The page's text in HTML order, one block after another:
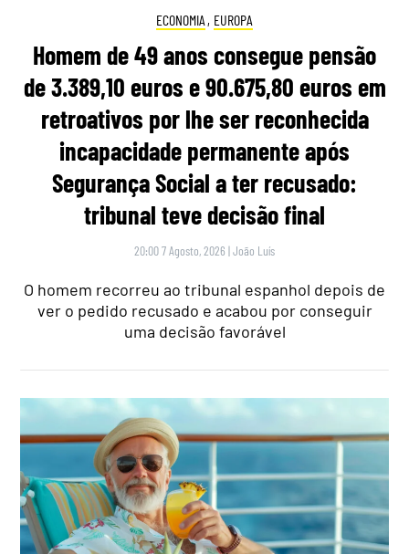
ECONOMIA , EUROPA
Homem de 49 anos consegue pensão
de 3.389,10 euros e 90.675,80 euros em
retroativos por lhe ser reconhecida
incapacidade permanente após
Segurança Social a ter recusado:
tribunal teve decisão final
20:00 7 Agosto, 2026 |João Luís
O homem recorreu ao tribunal espanhol depois de
ver o pedido recusado e acabou por conseguir
uma decisão favorável